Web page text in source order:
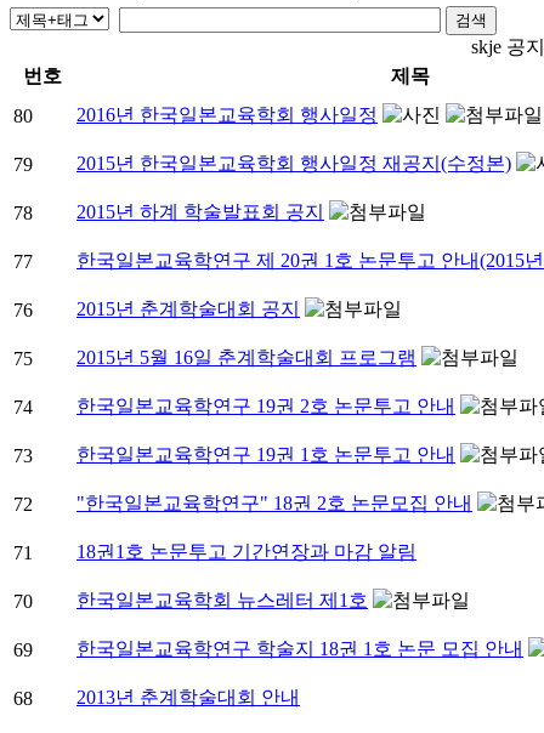
skje 공
번호
제목
80
2016년 한국일본교육학회 행사일정
79 2015년 한국일본교육학회 행사일정 재공지(수정본)
78 2015년 하계 학술발표회 공지
77 한국일본교육학연구 제 20권 1호 논문투고 안내(2015
76 2015년 춘계학술대회 공지
75 2015년 5월 16일 춘계학술대회 프로그램
74 한국일본교육학연구 19권 2호 논문투고 안내
73 한국일본교육학연구 19권 1호 논문투고 안내
72 "한국일본교육학연구" 18권 2호 논문모집 안내
71 18권1호 논문투고 기간연장과 마감 알림
70 한국일본교육학회 뉴스레터 제1호
69 한국일본교육학연구 학술지 18권 1호 논문 모집 안내
68 2013년 춘계학술대회 안내